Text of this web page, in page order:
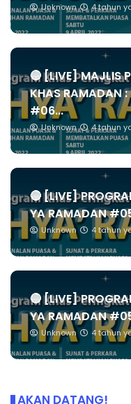
Unknown 4 tahun
🔴 [LIVE] MAJLIS
KHAS RAMADAN
#06...
Unknown 4 tahun
🔴 [LIVE]
YA RAMADAN
Unknown 4 tahun
🔴 [LIVE]
YA RAMADAN
Unknown 4 tahun
AKAN DATANG!